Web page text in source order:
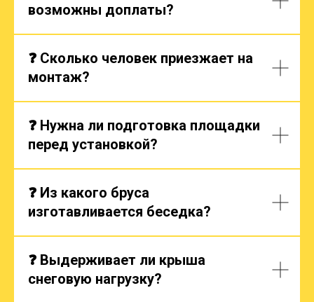
возможны доплаты?
❓ Сколько человек приезжает на
монтаж?
❓ Нужна ли подготовка площадки
перед установкой?
❓ Из какого бруса
изготавливается беседка?
❓ Выдерживает ли крыша
снеговую нагрузку?